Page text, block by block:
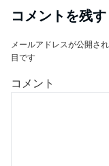
o
k
コメントを残す
メールアドレスが公開さ
目です
コメント